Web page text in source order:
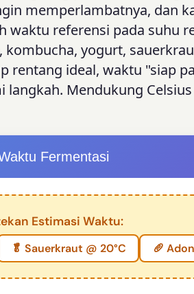
memperlambatnya, dan
waktu referensi pada suhu
yogurt,
rentang ideal, waktu "siap
Mendukung
Fermentasi
Estimasi Waktu:
🥬 Sauerkraut @ 20°C 🥖